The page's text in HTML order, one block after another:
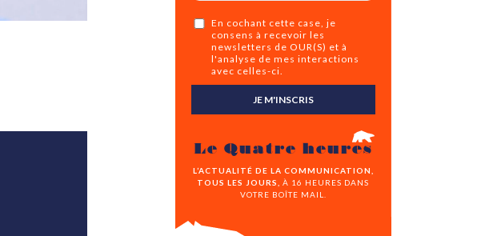
En cochant cette case, je
consens à recevoir les
newsletters de OUR(S) et à
l'analyse de mes interactions
avec celles-ci.
JE M'INSCRIS
Le Quatre heures
L’ACTUALITÉ DE LA COMMUNICATION,
TOUS LES JOURS,
À 16 HEURES DANS
VOTRE BOÎTE MAIL.